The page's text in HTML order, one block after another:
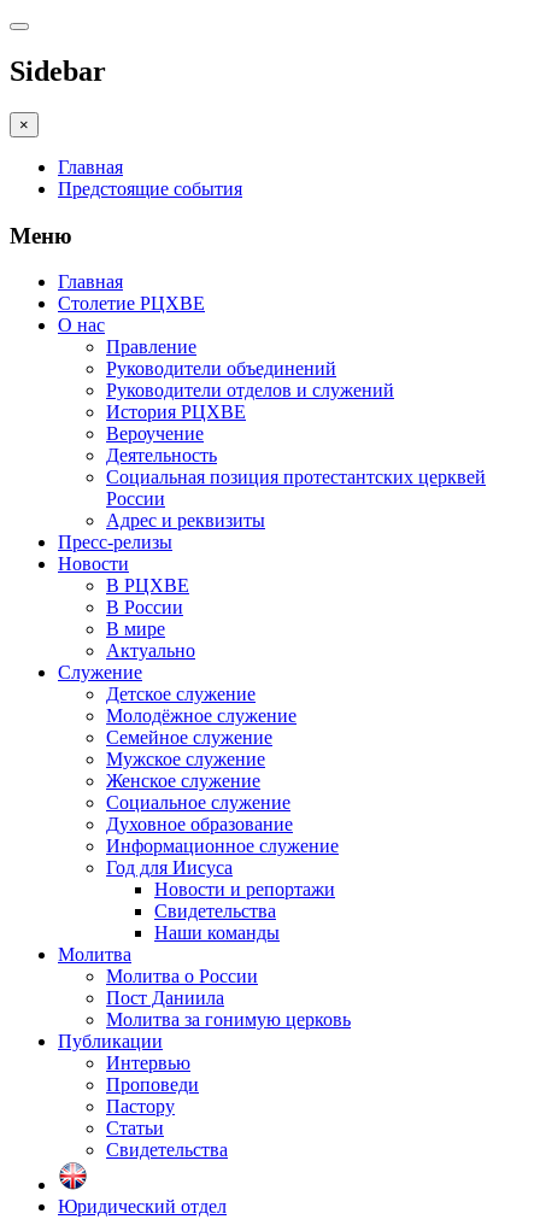
Sidebar
×
Главная
Предстоящие события
Меню
Главная
Столетие РЦХВЕ
О нас
Правление
Руководители объединений
Руководители отделов и служений
История РЦХВЕ
Вероучение
Деятельность
Социальная позиция протестантских церквей
России
Адрес и реквизиты
Пресс-релизы
Новости
В РЦХВЕ
В России
В мире
Актуально
Служение
Детское служение
Молодёжное служение
Семейное служение
Мужское служение
Женское служение
Социальное служение
Духовное образование
Информационное служение
Год для Иисуса
Новости и репортажи
Свидетельства
Наши команды
Молитва
Молитва о России
Пост Даниила
Молитва за гонимую церковь
Публикации
Интервью
Проповеди
Пастору
Статьи
Свидетельства
Юридический отдел